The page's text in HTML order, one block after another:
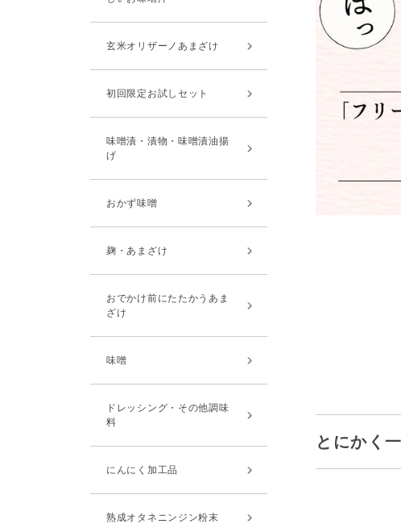
玄米オリザーノあまざけ
初回限定お試しセット
味噌漬・漬物・味噌漬油揚
げ
おかず味噌
麹・あまざけ
おでかけ前にたたかうあま
ざけ
味噌
ドレッシング・その他調味
料
にんにく加工品
熟成オタネニンジン粉末
とにかく